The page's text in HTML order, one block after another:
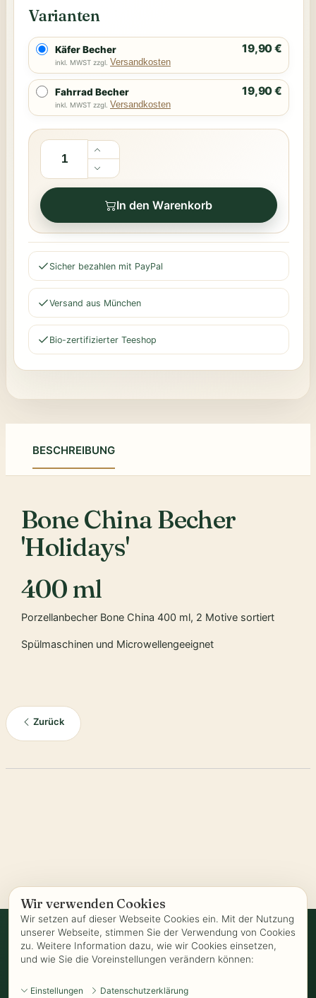
Wir verwenden Cookies
Wir setzen auf dieser Webseite Cookies ein. Mit der Nutzung
unserer Webseite, stimmen Sie der Verwendung von Cookies
zu. Weitere Information dazu, wie wir Cookies einsetzen,
und wie Sie die Voreinstellungen verändern können:
Einstellungen Datenschutzerklärung
Varianten
Käfer Becher 19,90 €
inkl. MWST zzgl. Versandkosten
Fahrrad Becher 19,90 €
inkl. MWST zzgl. Versandkosten
In den Warenkorb
Sicher bezahlen mit PayPal
Versand aus München
Bio-zertifizierter Teeshop
BESCHREIBUNG
Bone China Becher
'Holidays'
400 ml
Porzellanbecher Bone China 400 ml, 2 Motive sortiert
Spülmaschinen und Microwellengeeignet
Zurück
Vertrag widerrufen
AGB Biozertifizierung - Datenschutz